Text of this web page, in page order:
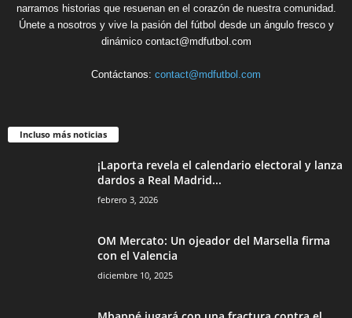
narramos historias que resuenan en el corazón de nuestra comunidad.
Únete a nosotros y vive la pasión del fútbol desde un ángulo fresco y
dinámico contact@mdfutbol.com
Contáctanos: contact@mdfutbol.com
Incluso más noticias
¡Laporta revela el calendario electoral y lanza
dardos a Real Madrid...
febrero 3, 2026
OM Mercato: Un ojeador del Marsella firma
con el Valencia
diciembre 10, 2025